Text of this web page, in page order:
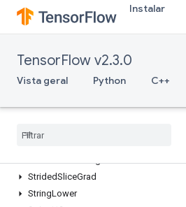
Instalar
TensorFlow v2.3.0
Vista geral Python C++
StatelessRandomBinomial
StatelessRandomGammaV2
StatelessRandomUniformFullInt
StatelessSampleDistortedBoundingBox
StatsAggregatorSetSummaryWriter
StridedSliceGrad
StringLower